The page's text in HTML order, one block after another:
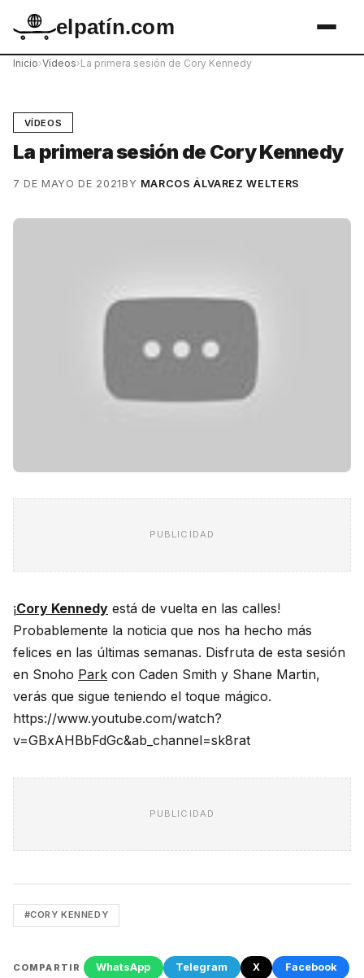
elpatín.com
Inicio›Vídeos›La primera sesión de Cory Kennedy
VÍDEOS
La primera sesión de Cory Kennedy
7 DE MAYO DE 2021BY MARCOS ÁLVAREZ WELTERS
PUBLICIDAD
¡Cory Kennedy está de vuelta en las calles!
Probablemente la noticia que nos ha hecho más
felices en las últimas semanas. Disfruta de esta sesión
en Snoho Park con Caden Smith y Shane Martin,
verás que sigue teniendo el toque mágico.
https://www.youtube.com/watch?
v=GBxAHBbFdGc&ab_channel=sk8rat
PUBLICIDAD
#CORY KENNEDY
COMPARTIR WhatsApp Telegram X
Facebook